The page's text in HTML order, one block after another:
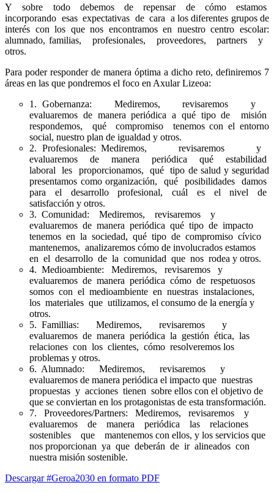
Y sobre todo debemos de repensar de cómo estamos
incorporando esas expectativas de cara a los diferentes grupos de
interés con los que nos encontramos en nuestro centro escolar:
alumnado, familias, profesionales, proveedores, partners y
otros.
Para poder responder de manera óptima a dicho reto, definiremos 7
áreas en las que pondremos el foco en Axular Lizeoa:
1. Gobernanza: Mediremos, revisaremos y
evaluaremos de manera periódica a qué tipo de misión
respondemos, qué compromiso tenemos con el entorno
social, nuestro plan de igualdad y otros.
2. Profesionales: Mediremos, revisaremos y
evaluaremos de manera periódica qué estabilidad
laboral les proporcionamos, qué tipo de salud y seguridad
presentamos como organización, qué posibilidades damos
para el desarrollo profesional, cuál es el nivel de
satisfacción y otros.
3. Comunidad: Mediremos, revisaremos y
evaluaremos de manera periódica qué tipo de impacto
tenemos en la sociedad, qué tipo de compromiso cívico
mantenemos, analizaremos cómo de involucrados estamos
en el desarrollo de la comunidad que nos rodea y otros.
4. Medioambiente: Mediremos, revisaremos y
evaluaremos de manera periódica cómo de respetuosos
somos con el medioambiente en nuestras instalaciones,
los materiales que utilizamos, el consumo de la energía y
otros.
5. Famillias: Mediremos, revisaremos y
evaluaremos de manera periódica la gestión ética, las
relaciones con los clientes, cómo resolveremos los
problemas y otros.
6. Alumnado: Mediremos, revisaremos y
evaluaremos de manera periódica el impacto que nuestras
propuestas y acciones tienen sobre ellos con el objetivo de
que se conviertan en los protagonistas de esta transformación.
7. Proveedores/Partners: Mediremos, revisaremos y
evaluaremos de manera periódica las relaciones
sostenibles que mantenemos con ellos, y los servicios que
nos proporcionan ya que deberán de ir alineados con
nuestra misión sostenible.
Descargar #Geroa2030 en formato PDF